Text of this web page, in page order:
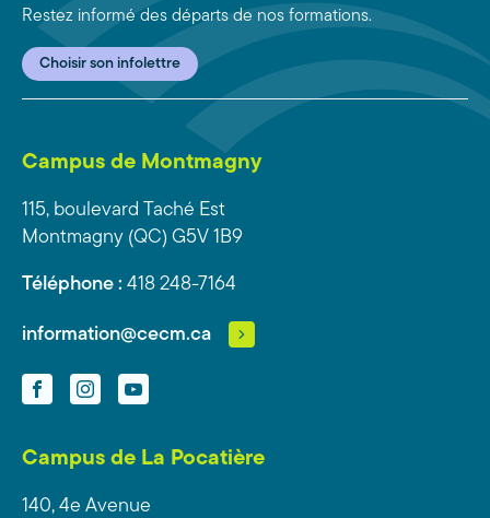
Restez informé des départs de nos formations.
Choisir son infolettre
Campus de Montmagny
115, boulevard Taché Est
Montmagny (QC) G5V 1B9
Téléphone : 418 248-7164
information@cecm.ca
FacebookInstagramYouTube
Campus de La Pocatière
140, 4e Avenue